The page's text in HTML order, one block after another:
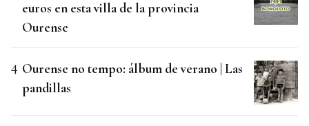
euros en esta villa de la provincia
Ourense
Ourense no tempo: álbum de verano | Las
pandillas